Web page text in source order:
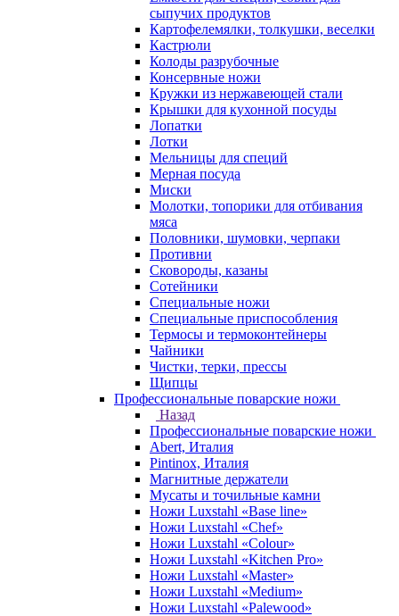
сыпучих продуктов
Картофелемялки, толкушки, веселки
Кастрюли
Колоды разрубочные
Консервные ножи
Кружки из нержавеющей стали
Крышки для кухонной посуды
Лопатки
Лотки
Мельницы для специй
Мерная посуда
Миски
Молотки, топорики для отбивания
мяса
Половники, шумовки, черпаки
Противни
Сковороды, казаны
Сотейники
Специальные ножи
Специальные приспособления
Термосы и термоконтейнеры
Чайники
Чистки, терки, прессы
Щипцы
Профессиональные поварские ножи
Назад
Профессиональные поварские ножи
Abert, Италия
Pintinox, Италия
Магнитные держатели
Мусаты и точильные камни
Ножи Luxstahl «Base line»
Ножи Luxstahl «Chef»
Ножи Luxstahl «Colour»
Ножи Luxstahl «Kitchen Pro»
Ножи Luxstahl «Master»
Ножи Luxstahl «Medium»
Ножи Luxstahl «Palewood»